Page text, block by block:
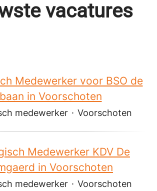
vacatures
Medewerker voor BSO de
in Voorschoten
medewerker · Voorschoten
Medewerker KDV De
in Voorschoten
medewerker · Voorschoten